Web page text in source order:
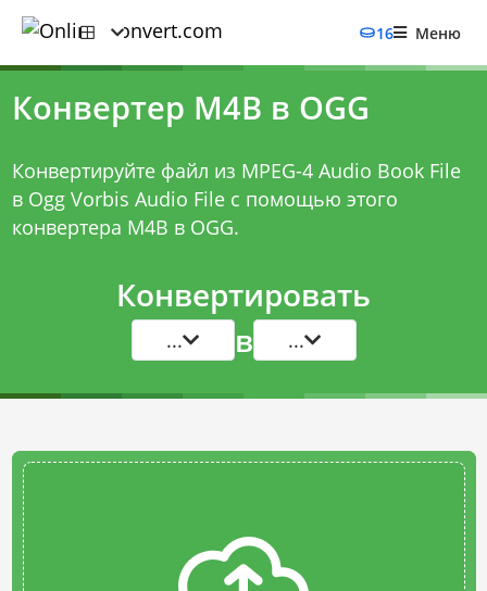
16 Меню
Конвертер M4B в OGG
Конвертируйте файл из MPEG-4 Audio Book File
в Ogg Vorbis Audio File с помощью этого
конвертера M4B в OGG.
Конвертировать
... в ...